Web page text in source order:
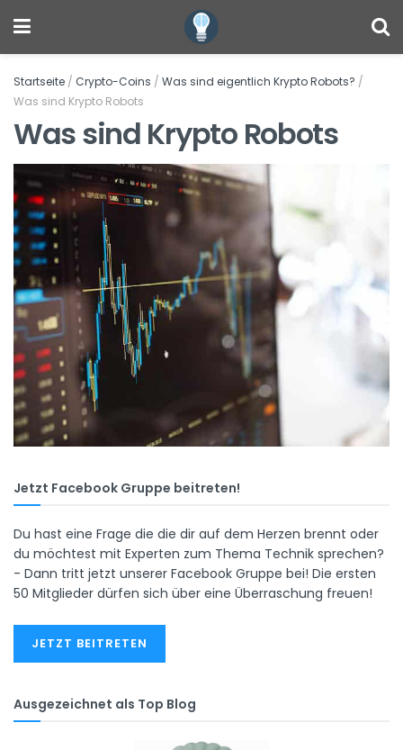
Startseite / Crypto-Coins / Was sind eigentlich Krypto Robots? /
Was sind Krypto Robots
Was sind Krypto Robots
Jetzt Facebook Gruppe beitreten!
Du hast eine Frage die die dir auf dem Herzen brennt oder
du möchtest mit Experten zum Thema Technik sprechen?
- Dann tritt jetzt unserer Facebook Gruppe bei! Die ersten
50 Mitglieder dürfen sich über eine Überraschung freuen!
JETZT BEITRETEN
Ausgezeichnet als Top Blog